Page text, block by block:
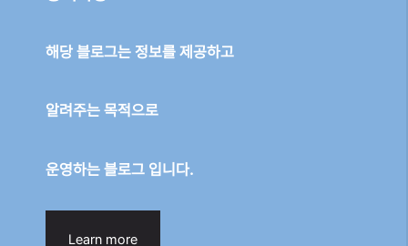
해당 블로그는 정보를 제공하고
알려주는 목적으로
운영하는 블로그 입니다.
Learn more